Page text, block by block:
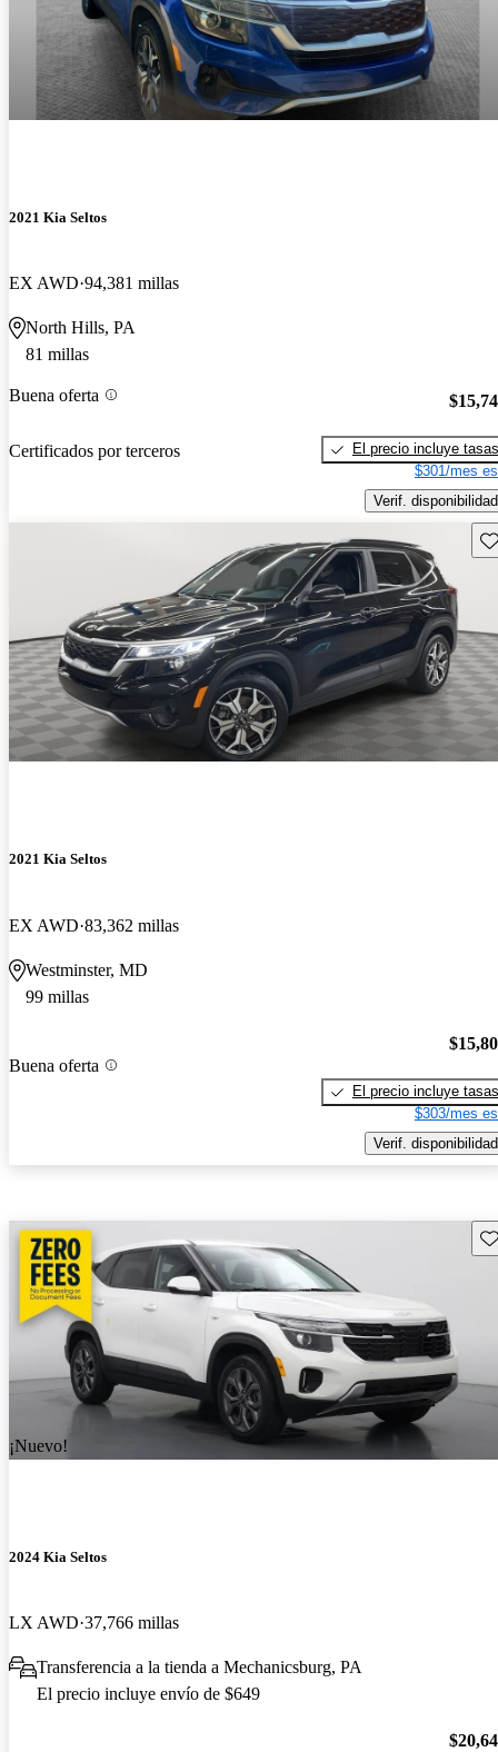
2021 Kia Seltos
EX AWD 94,381 millas
North Hills, PA
81 millas
Buena oferta
Certificados por terceros
El precio incluye tasas
$301/mes
Verif. disponibilidad
2021 Kia Seltos
EX AWD 83,362 millas
Westminster, MD
99 millas
Buena oferta
El precio incluye tasas
$303/mes
Verif. disponibilidad
¡Nuevo!
2024 Kia Seltos
LX AWD 37,766 millas
Transferencia a la tienda a Mechanicsburg, PA
El precio incluye envío de $649